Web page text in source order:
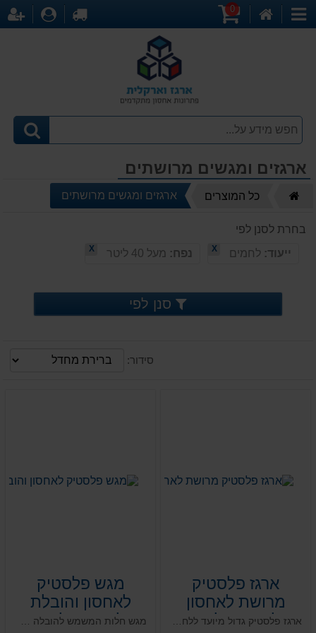
קטגוריות
0
לקופה
ארגזים ומגשים מרושתים
כל המוצרים ארגזים ומגשים מרושתים
בחרת לסנן לפי
ייעוד: לחמים X נפח: מעל 40 ליטר X
סנן לפי
סידור:
ארגז פלסטיק
מרושת לאחסון
לחם 81 ליטר
ארגז פלסטיק גדול מיועד ללחמים מאוורר לאחסון. בעל מבנה המאפשר סידור בצורה נוחה. ארגז חזק המותאם לביצוע סבבי עבודה רבים ובעל אוורור, אידאלי עבור לחמים חלות ותעשיית המזון. מתכנס ונערם בקלות.
מגש פלסטיק
לאחסון והובלת
לחם 61 ליטר
מגש חלות המשמש להובלה של לחם בסיום תהליך ייצורו. ארגז מתכנס / נערם מאוורר ייעודי לאחסון והובלה של כיכרות לחם וחלות. מיועד להובלה ואחסון למאפיות ותעשיית המזון.